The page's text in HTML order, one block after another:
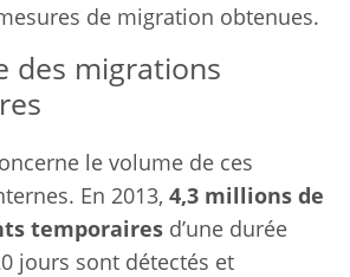
de migration obtenues.
des migrations
le volume de ces
En 2013, 4,3 millions de
temporaires d’une durée
jours sont détectés et